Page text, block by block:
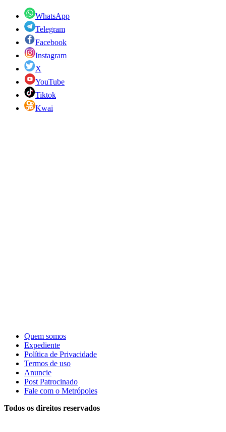
WhatsApp
Telegram
Facebook
Instagram
X
YouTube
Tiktok
Kwai
Quem somos
Expediente
Política de Privacidade
Termos de uso
Anuncie
Post Patrocinado
Fale com o Metrópoles
Todos os direitos reservados